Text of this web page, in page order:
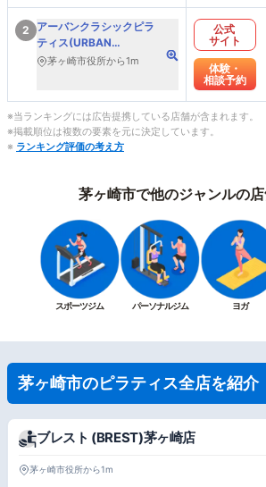
2
アーバンクラシックピラ
ティス(URBAN
CLASSIC PILATES)
茅ヶ崎市役所から1m
公式
サイト
体験・
相談予約
※当ランキングには広告提携している店舗が含まれます。
※掲載順位は複数の要素を元に決定しています。
※ ランキング評価の考え方
茅ヶ崎市で他のジャンルの
スポーツジム パーソナルジム ヨガ
茅ヶ崎市のピラティス全店を紹介
ブレスト (BREST)茅ヶ崎店
茅ヶ崎市役所から1m